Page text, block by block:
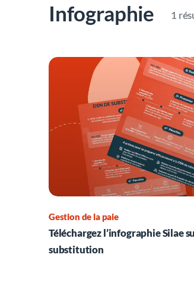
Infographie 1
Gestion de la paie
Téléchargez l’infographie Silae
substitution